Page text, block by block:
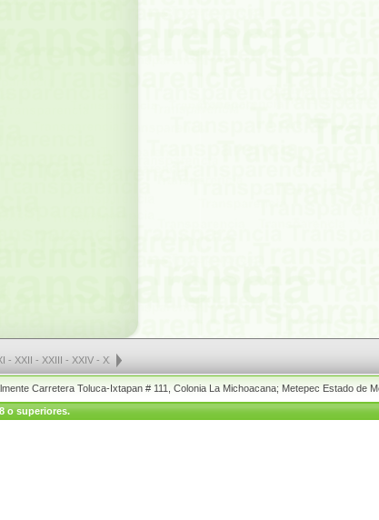
- XXII - XXIII - XXIV - XXV a
Carretera Toluca-Ixtapan # 111, Colonia La Michoacana; Metepec Estado de
o superiores.